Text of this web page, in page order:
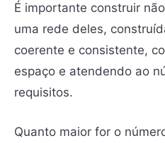
É importante construir
uma rede deles,
coerente e consistente,
espaço e atendendo ao
requisitos.
Quanto maior for o